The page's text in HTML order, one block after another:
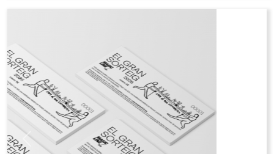
En el momento del pedido únicamente pagaréis
1€ en concepto de gastos de producción.
Contribución al reto del equipo: antes del día de la
caminata deberéis ingresar a vuestro equipo un
donativo de 50 € por talonario, correspondiente al